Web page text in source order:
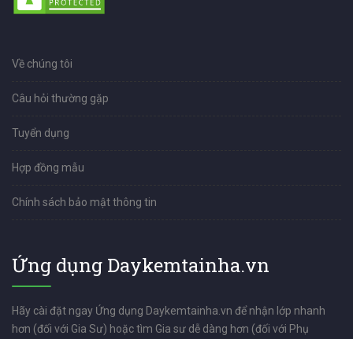
Về chúng tôi
Câu hỏi thường gặp
Tuyển dụng
Hợp đồng mẫu
Chính sách bảo mật thông tin
Ứng dụng Daykemtainha.vn
Hãy cài đặt ngay Ứng dụng Daykemtainha.vn để nhận lớp nhanh
hơn (đối với Gia Sư) hoặc tìm Gia sư dễ dàng hơn (đối với Phụ